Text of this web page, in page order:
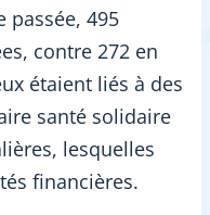
passée, 495
contre 272 en
étaient liés à des
santé solidaire
lesquelles
financières.